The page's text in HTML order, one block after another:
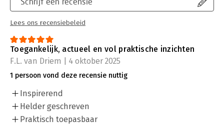
Lees ons recensiebeleid
Toegankelijk, actueel en vol praktische inzichten
F.L. van Driem | 4 oktober 2025
1 persoon vond deze recensie nuttig
Inspirerend
Helder geschreven
Praktisch toepasbaar